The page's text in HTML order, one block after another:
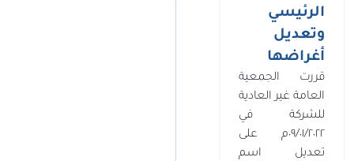
الرئيسي
وتعديل
أغراضها
قررت الجمعية
العامة غير العادية
للشركة في
٠٩/٠١/٢٠٢٢م على
تعديل اسم